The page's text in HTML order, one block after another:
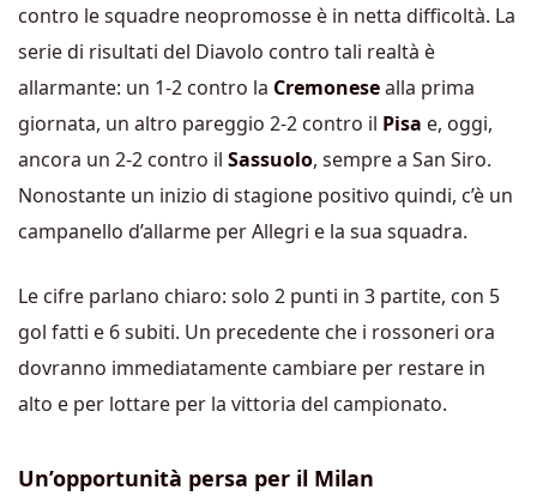
contro le squadre neopromosse è in netta difficoltà. La
serie di risultati del Diavolo contro tali realtà è
allarmante: un 1-2 contro la Cremonesealla prima
giornata, un altro pareggio 2-2 contro il Pisa e, oggi,
ancora un 2-2 contro il Sassuolo, sempre a San Siro.
Nonostante un inizio di stagione positivo quindi, c’è un
campanello d’allarme per Allegri e la sua squadra.
Le cifre parlano chiaro: solo 2 punti in 3 partite, con 5
gol fatti e 6 subiti. Un precedente che i rossoneri ora
dovranno immediatamente cambiare per restare in
alto e per lottare per la vittoria del campionato.
Un’opportunità persa per il Milan